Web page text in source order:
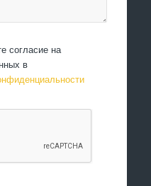
согласие на
в